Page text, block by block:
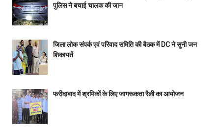
पुलिस ने बचाई चालक की जान
जिला लोक संपर्क एवं परिवाद समिति की बैठक में DC ने सुनी जन
शिकायतें
फरीदाबाद में श्रमिकों के लिए जागरूकता रैली का आयोजन